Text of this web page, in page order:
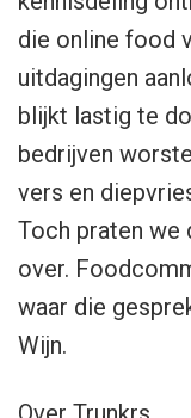
die online food
uitdagingen
blijkt lastig te
bedrijven
vers en
Toch praten we
over.
waar die
Wijn.